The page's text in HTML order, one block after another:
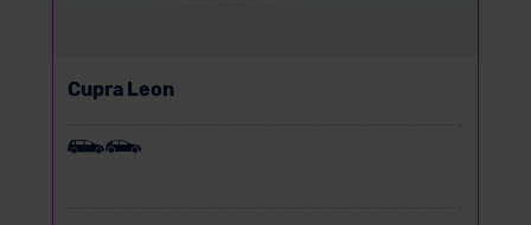
Cupra Leon